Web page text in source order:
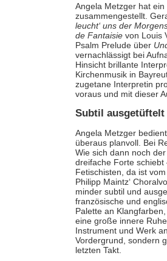
Angela Metzger hat
zusammengestellt.
leucht‘ uns der
de Fantaisievon Louis
Psalm Prelude über
vernachlässigt bei
Hinsicht brillante
Kirchenmusik in
zugetane Interpretin
voraus und mit dieser
Subtil ausgetüftelt
Angela Metzger
überaus planvoll. Bei
Wie sich dann noch
dreifache Forte schiebt
Fetischisten, da ist
Philipp Maintz‘
minder subtil und
französische und
Palette an
eine große innere
Instrument und Werk
Vordergrund, sondern
letzten Takt.